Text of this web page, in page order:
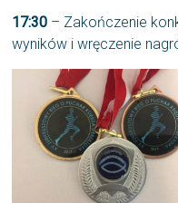
17:30 – Zakończenie
wyników i wręczenie